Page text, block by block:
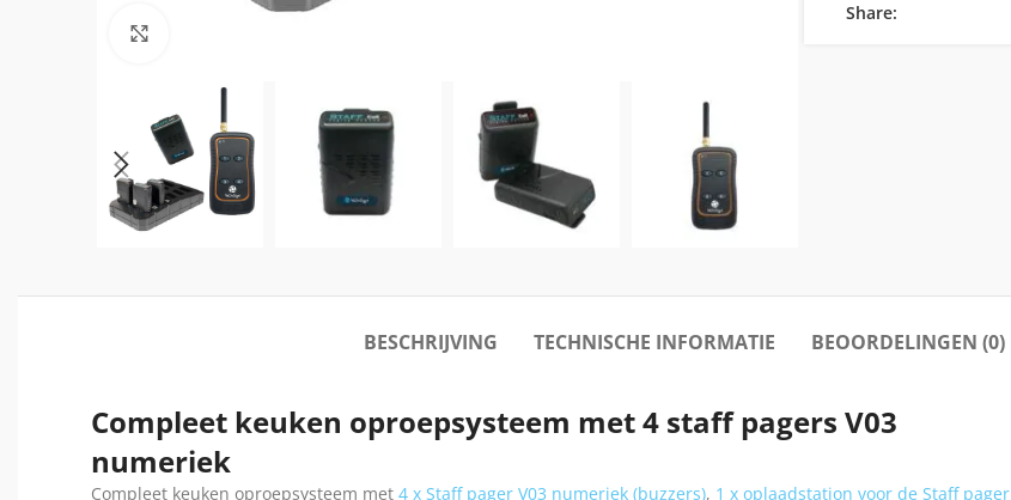
Share:
BESCHRIJVING TECHNISCHE INFORMATIE BEOORDELINGEN (0)
Compleet keuken oproepsysteem met 4 staff pagers V03
numeriek
Compleet keuken oproepsysteem met 4 x Staff pager V03 numeriek (buzzers), 1 x oplaadstation voor de Staff pager